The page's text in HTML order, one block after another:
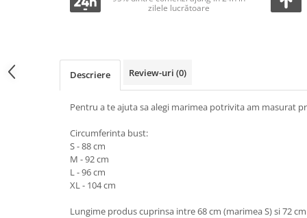
zilele lucrătoare
Descriere Review-uri (0)
Pentru a te ajuta sa alegi marimea potrivita am masurat
Circumferinta bust:
S - 88 cm
M - 92 cm
L - 96 cm
XL - 104 cm
Lungime produs cuprinsa intre 68 cm (marimea S) si 72